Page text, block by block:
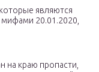
являются
20.01.2020,
на краю пропасти,